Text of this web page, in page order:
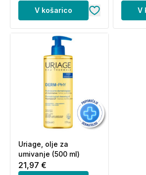
V košarico V
Uriage, olje za
umivanje (500 ml)
21,97 €